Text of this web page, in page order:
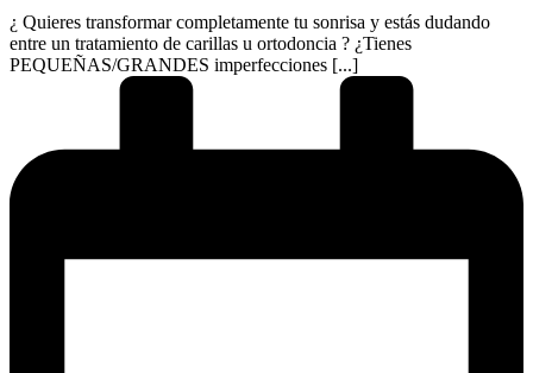
¿ Quieres transformar completamente tu sonrisa y estás dudando
entre un tratamiento de carillas u ortodoncia ? ¿Tienes
PEQUEÑAS/GRANDES imperfecciones [...]